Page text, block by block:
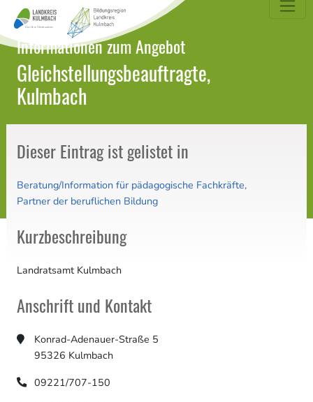
Landkreis Kulmbach
Informationen zum Angebot
Gleichstellungsbeauftragte,
Kulmbach
Dieser Eintrag ist gelistet in
Beratung/Information für pädagogische Fachkräfte
Partner der beruflichen Bildung
Kurzbeschreibung
Landratsamt Kulmbach
Anschrift und Kontakt
Konrad-Adenauer-Straße 5
95326 Kulmbach
09221/707-150